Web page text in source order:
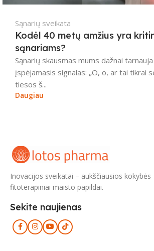
Sąnarių sveikata
Kodėl 40 metų amžius yra
sąnariams?
Sąnarių skausmas mums dažnai
įspėjamasis signalas: „O, o, ar tai tikrai
tiesos š...
Daugiau
Inovacijos sveikatai – aukščiausios kokybės
fitoterapiniai maisto papildai.
Sekite naujienas